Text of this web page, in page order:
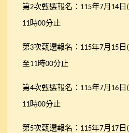
第2次甄選報名： 115年7月 14 日 (
11時00分止
第3次甄選報名： 115年7月 15 日 (
至11時00分止
第4次甄選報名： 115年7月 16 日 (
11時00分止
第5次甄選報名： 115年7月 17 日 (